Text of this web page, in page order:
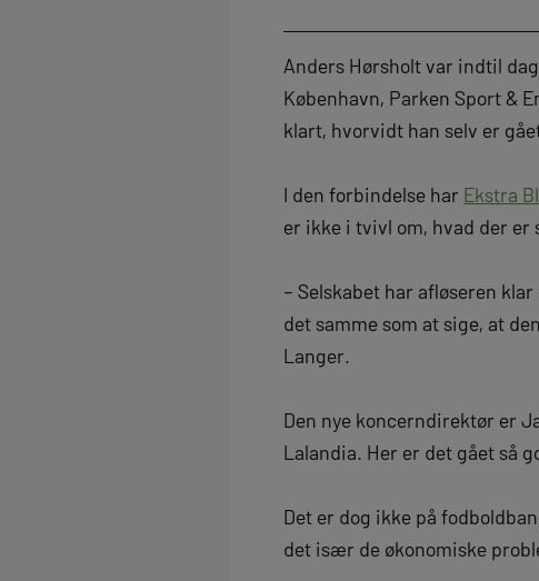
Anders Hørsholt var indtil
København, Parken Sport &
klart, hvorvidt han selv er
I den forbindelse har Ekstra
er ikke i tvivl om, hvad der er
– Selskabet har afløseren
det samme som at sige, at
Langer.
Den nye koncerndirektør er
Lalandia. Her er det gået så
Det er dog ikke på
det især de økonomiske